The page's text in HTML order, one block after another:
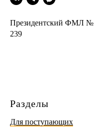
Президентский ФМЛ №
239
Разделы
Для поступающих